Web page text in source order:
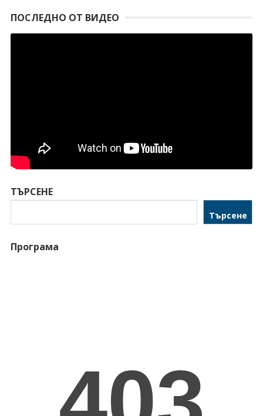
ПОСЛЕДНО ОТ ВИДЕО
ТЪРСЕНЕ
Търсене
Програма